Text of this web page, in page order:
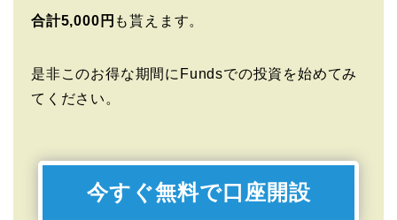
合計5,000円 も貰えます。
是非このお得な期間にFundsでの投資を始めてみ
てください。
今すぐ無料で口座開設